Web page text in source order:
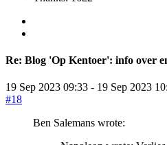
Re: Blog 'Op Kentoer': info over
19 Sep 2023 09:33 - 19 Sep 2023
#18
Ben Salemans wrote: